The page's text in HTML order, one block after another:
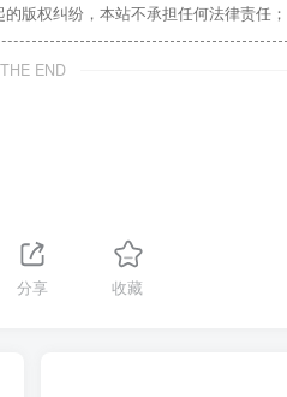
版权纠纷，本站不承担任何法律责任；
THE END
分享 收藏